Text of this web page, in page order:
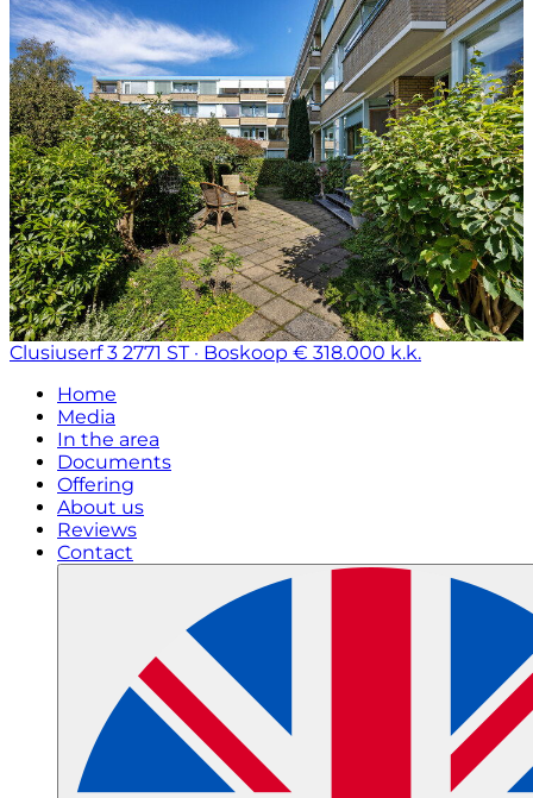
Clusiuserf 3 2771 ST · Boskoop € 318.000 k.k.
Home
Media
In the area
Documents
Offering
About us
Reviews
Contact